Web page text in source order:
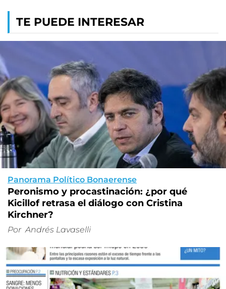
TE PUEDE INTERESAR
Panorama Político Bonaerense
Peronismo y procastinación: ¿por qué
Kicillof retrasa el diálogo con Cristina
Kirchner?
Por Andrés Lavaselli